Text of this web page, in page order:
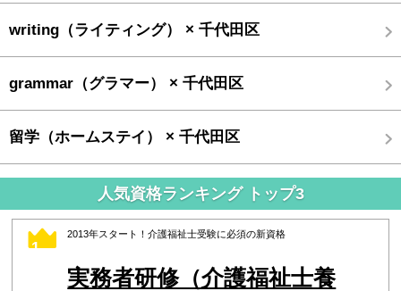
writing（ライティング） × 千代田区
grammar（グラマー） × 千代田区
留学（ホームステイ） × 千代田区
人気資格ランキング トップ3
1
2013年スタート！介護福祉士受験に必須の新資格
実務者研修（介護福祉士養